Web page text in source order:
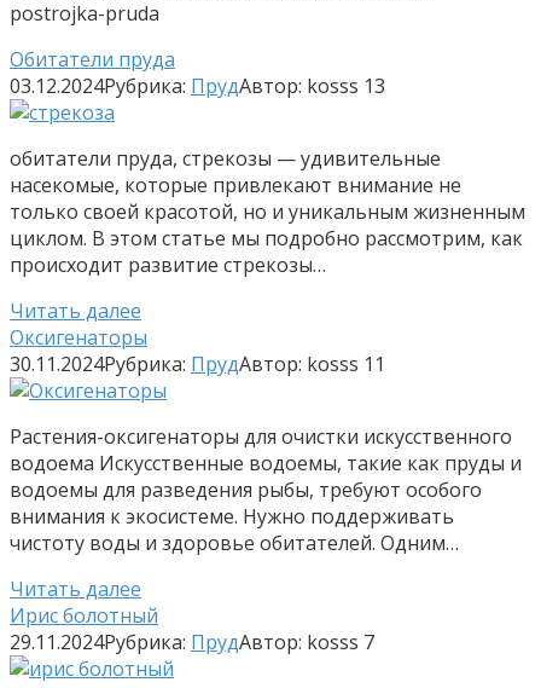
postrojka-pruda
Обитатели пруда
03.12.2024Рубрика: ПрудАвтор: kosss 13
обитатели пруда, стрекозы — удивительные
насекомые, которые привлекают внимание не
только своей красотой, но и уникальным жизненным
циклом. В этом статье мы подробно рассмотрим, как
происходит развитие стрекозы…
Читать далее
Оксигенаторы
30.11.2024Рубрика: ПрудАвтор: kosss 11
Растения-оксигенаторы для очистки искусственного
водоема Искусственные водоемы, такие как пруды и
водоемы для разведения рыбы, требуют особого
внимания к экосистеме. Нужно поддерживать
чистоту воды и здоровье обитателей. Одним…
Читать далее
Ирис болотный
29.11.2024Рубрика: ПрудАвтор: kosss 7